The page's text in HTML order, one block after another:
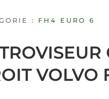
: FH4 EURO 6
VOLVO